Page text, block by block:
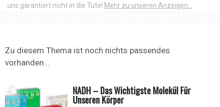
uns garantiert nicht in die Tüte! Mehr zu unseren Anzeigen...
Zu diesem Thema ist noch nichts passendes
vorhanden...
NADH – Das Wichtigste Molekül Für
Unseren Körper